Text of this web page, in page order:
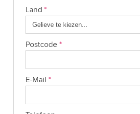
Land *
Postcode *
E-Mail *